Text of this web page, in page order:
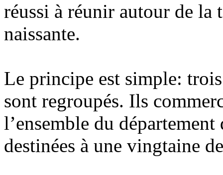
réussi à réunir autour de la
naissante.
Le principe est simple:
sont regroupés. Ils
l’ensemble du
destinées à une vingtaine